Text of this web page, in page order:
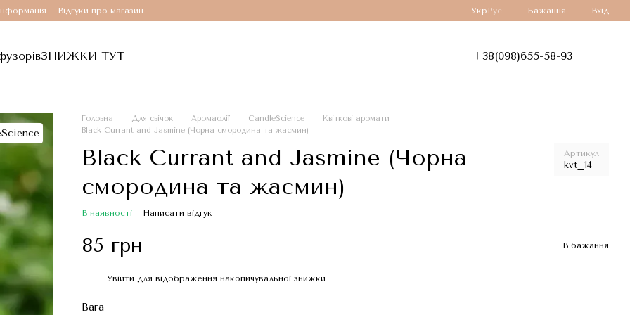
Відгуки про магазин Укр Рус Бажання Вхід
ЗНИЖКИ ТУТ +38(098)655-58-93
Головна Для свічок Аромаолії CandleScience
Квіткові аромати
Black Currant and Jasmine (Чорна смородина та жасмин)
Black Currant and Jasmine (Чорна
смородина та жасмин)
Артикул
kvt_14
В наявності Написати відгук
85 грн В бажання
Увійти для відображення накопичувальної знижки
Вага